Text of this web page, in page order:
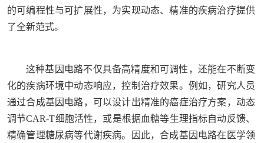
的可编程性与可扩展性，为实现动态、精准的疾病治疗提供
了全新范式。
这种基因电路不仅具备高精度和可调性，还能在不断变
化的疾病环境中动态响应，控制治疗效果。例如，研究人员
通过合成基因电路，可以设计出精准的癌症治疗方案，动态
调节CAR-T细胞活性，或是根据血糖等生理指标自动反馈、
精确管理糖尿病等代谢疾病。因此，合成基因电路在医学领